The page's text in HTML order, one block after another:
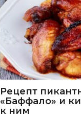
Рецепт
«Баффало» и
к ним